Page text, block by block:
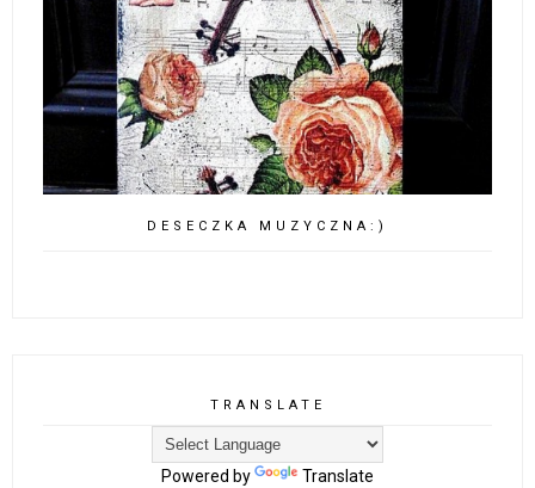
DESECZKA MUZYCZNA:)
TRANSLATE
Powered by Translate